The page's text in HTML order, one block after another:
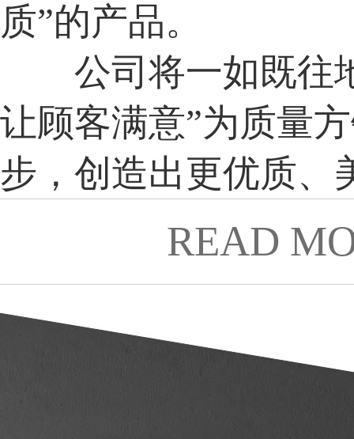
质”的产品。
公司将一如既往
让顾客满意”为质量
步，创造出更优质、
READ